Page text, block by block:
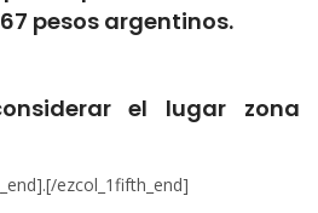
pesos argentinos.
el lugar zona
ezcol_1fifth_end]